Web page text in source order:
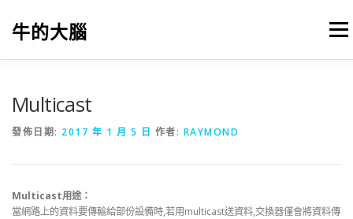
牛的大腦 選單
Multicast
發佈日期: 2017 年 1 月 5 日 作者: RAYMOND
Multicast用途：
當網路上的資料要傳輸給部份設備時,若用multicast送資料,交換器僅會將資料傳